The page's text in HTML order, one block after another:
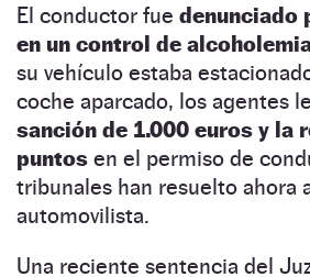
El conductor fue denunciado
en un control de
su vehículo estaba
coche aparcado, los agentes
sanción de 1.000 euros y la
puntos en el permiso de
tribunales han resuelto ahora
automovilista.
Una reciente sentencia del